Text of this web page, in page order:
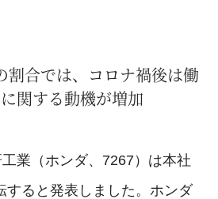
割合では、コロナ禍後は働
関する動機が増加
業（ホンダ、7267）は本社
すると発表しました。ホンダ